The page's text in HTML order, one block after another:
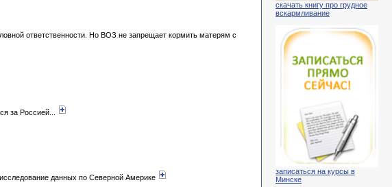
ответственности. Но ВОЗ не запрещает кормить матерям с
за Россией...
данных по Северной Америке
скачать книгу про грудное
вскармливание
записаться на курсы в
Минске